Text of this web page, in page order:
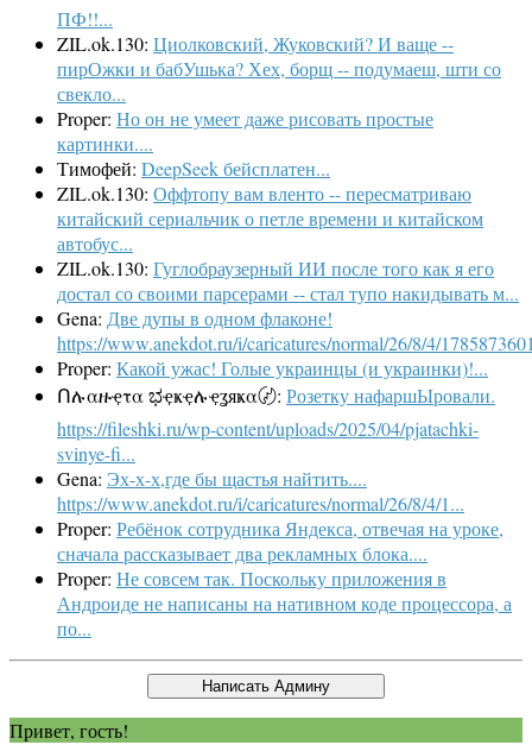
ПФ!!...
ZIL.ok.130: Циолковский, Жуковский? И ваще --
пирОжки и бабУшька? Хех, борщ -- подумаеш, шти со
свекло...
Proper: Но он не умеет даже рисовать простые
картинки....
Тимофей: DeepSeek бейсплатен...
ZIL.ok.130: Оффтопу вам вленто -- пересматриваю
китайский сериальчик о петле времени и китайском
автобус...
ZIL.ok.130: Гуглобраузерный ИИ после того как я его
достал со своими парсерами -- стал тупо накидывать м...
Gena: Две дупы в одном флаконе!
https://www.anekdot.ru/i/caricatures/normal/26/8/4/
Proper: Какой ужас! Голые украинцы (и украинки)!...
Ոሉαዙҿτα ಭҿҝҿሉҿʓяҝα〄: Розетку нафаршЫровали.
https://fileshki.ru/wp-content/uploads/2025/04/pjatachki-
svinye-fi...
Gena: Эх-х-х,где бы щастья найтить....
https://www.anekdot.ru/i/caricatures/normal/26/8/4/1...
Proper: Ребёнок сотрудника Яндекса, отвечая на уроке,
сначала рассказывает два рекламных блока....
Proper: Не совсем так. Поскольку приложения в
Андроиде не написаны на нативном коде процессора, а
по...
Привет, гость!